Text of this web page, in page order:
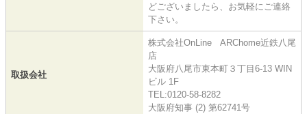
どございましたら、お気軽にご連絡
下さい。
取扱会社
株式会社OnLine ARChome近鉄八尾
店
大阪府八尾市東本町３丁目6-13 WIN
ビル 1F
TEL:0120-58-8282
大阪府知事 (2) 第62741号